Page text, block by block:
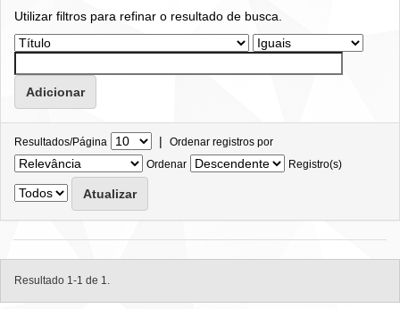
Utilizar filtros para refinar o resultado de busca.
Resultados/Página | Ordenar registros por
Ordenar
Registro(s)
Resultado 1-1 de 1.